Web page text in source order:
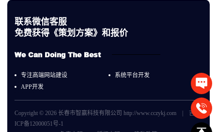
联系微信客服
免费获得《策划方案》和报价
We Can Doing The Best
专注高端网站建设
系统平台开发
APP开发
Copyright © 2026 长春市智赢科技有限公司 http://www.cczykj.com | 吉
ICP备12000051号-1